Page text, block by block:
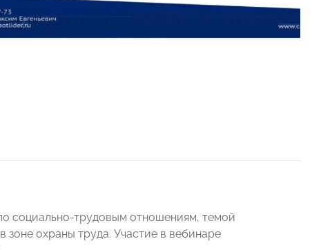
социально-трудовым отношениям, темой
охраны труда. Участие в вебинаре